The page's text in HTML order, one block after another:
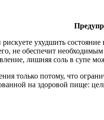
ухудшить
не обеспечит
лишняя соль в супе
только потому, что
на здоровой пище: